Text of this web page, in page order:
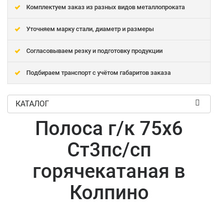
Комплектуем заказ из разных видов металлопроката
Уточняем марку стали, диаметр и размеры
Согласовываем резку и подготовку продукции
Подбираем транспорт с учётом габаритов заказа
КАТАЛОГ
Полоса г/к 75x6
Ст3пс/сп
горячекатаная в
Колпино